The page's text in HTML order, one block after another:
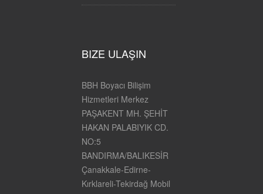
BIZE ULAŞIN
BBH Boyacı Bilişim
Hizmetleri Merkez
PAŞAKENT MH. ŞEHİT
HAKAN PALABIYIK CD.
NO:5
BANDIRMA/BALIKESİR
Çanakkale-Edirne-
Kırklareli-Tekirdağ Mobil